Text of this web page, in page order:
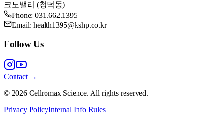
크노밸리 (청덕동)
Phone: 031.662.1395
Email: health1395@kshp.co.kr
Follow Us
Contact →
© 2026 Cellromax Science. All rights reserved.
Privacy PolicyInternal Info Rules